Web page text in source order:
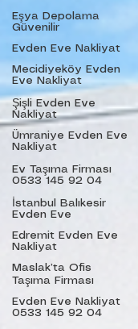
Eşya Depolama
Güvenilir
Evden Eve Nakliyat
Mecidiyeköy Evden
Eve Nakliyat
Şişli Evden Eve
Nakliyat
Ümraniye Evden Eve
Nakliyat
Ev Taşıma Firması
0533 145 92 04
İstanbul Balıkesir
Evden Eve
Edremit Evden Eve
Nakliyat
Maslak’ta Ofis
Taşıma Firması
Evden Eve Nakliyat
0533 145 92 04